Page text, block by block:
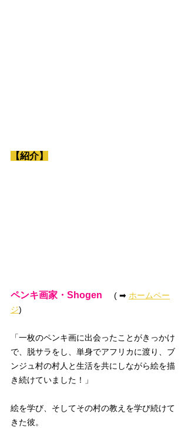
【紹介】
ペンキ画家・Shogen ( ➡ ホームペー
ジ)
「一枚のペンキ画に出会ったことがきっかけ
で、脱サラをし、単身でアフリカに渡り、ブ
ンジュ村の村人と生活を共にしながら絵を描
き続けていました！」
絵を学び、そしてその村の教えを学び続けて
きた彼。